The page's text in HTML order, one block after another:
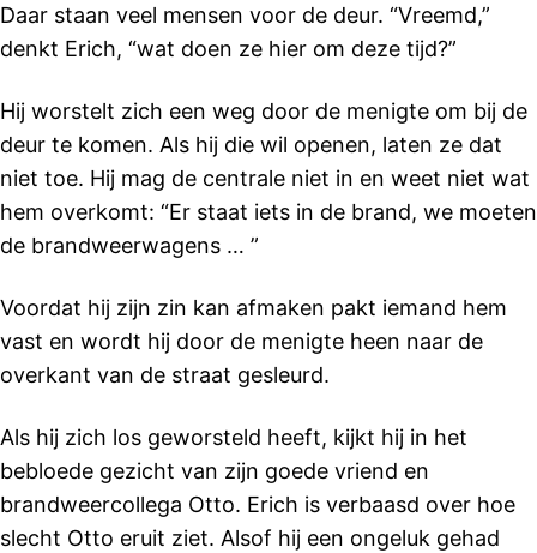
Daar staan veel mensen voor de deur. “Vreemd,”
denkt Erich, “wat doen ze hier om deze tijd?”
Hij worstelt zich een weg door de menigte om bij de
deur te komen. Als hij die wil openen, laten ze dat
niet toe. Hij mag de centrale niet in en weet niet wat
hem overkomt: “Er staat iets in de brand, we moeten
de brandweerwagens … ”
Voordat hij zijn zin kan afmaken pakt iemand hem
vast en wordt hij door de menigte heen naar de
overkant van de straat gesleurd.
Als hij zich los geworsteld heeft, kijkt hij in het
bebloede gezicht van zijn goede vriend en
brandweercollega Otto. Erich is verbaasd over hoe
slecht Otto eruit ziet. Alsof hij een ongeluk gehad